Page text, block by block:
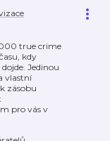
000 true crime
kdy
Jedinou
vlastní
zásobu
pro vás v